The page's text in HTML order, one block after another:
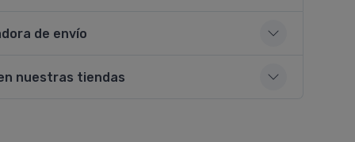
de envío
nuestras tiendas